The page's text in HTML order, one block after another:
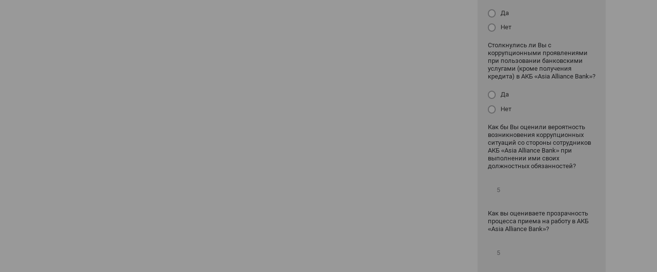
Да
Нет
Столкнулись ли Вы с
коррупционными проявлениями
при пользовании банковскими
услугами (кроме получения
кредита) в АКБ «Asia Alliance Bank»?
Да
Нет
Как бы Вы оценили вероятность
возникновения коррупционных
ситуаций со стороны сотрудников
АКБ «Asia Alliance Bank» при
выполнении ими своих
должностных обязанностей?
Как вы оцениваете прозрачность
процесса приема на работу в АКБ
«Asia Alliance Bank»?